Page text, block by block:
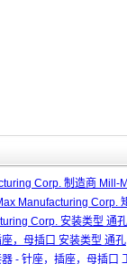
Corp. 制造商 Mill-
Manufacturing Corp.
Corp. 安装类型 通孔
，母插口 安装类型 通孔
- 针座，插座，母插口